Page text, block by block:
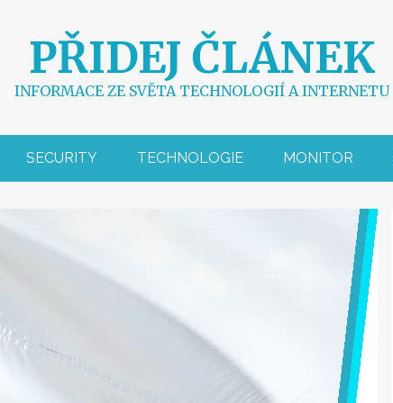
PŘIDEJ ČLÁNEK
INFORMACE ZE SVĚTA TECHNOLOGIÍ A INTERNETU
SECURITY TECHNOLOGIE MONITOR